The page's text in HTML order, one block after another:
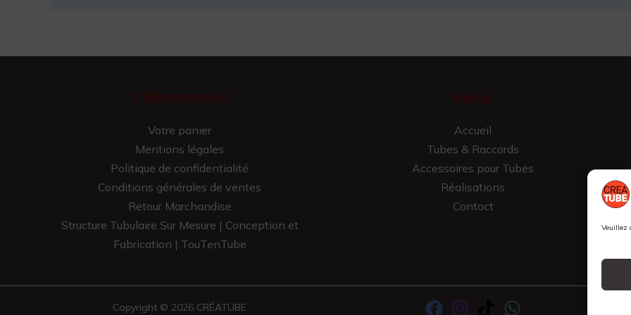
Veuillez
Informations
Votre panier
Mentions légales
Politique de confidentialité
Conditions générales de ventes
Retour Marchandise
Structure Tubulaire Sur Mesure | Conception et
Fabrication | TouTenTube
Menu
Accueil
Tubes & Raccords
Accessoires pour Tubes
Réalisations
Contact
Copyright © 2026 CRÉATUBE